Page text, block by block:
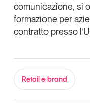
comunicazione, si
formazione per
contratto presso
Retail e brand